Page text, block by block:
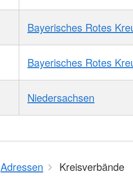
Bayerisches Rotes
Bayerisches Rotes
Niedersachsen
Adressen Kreisverbände